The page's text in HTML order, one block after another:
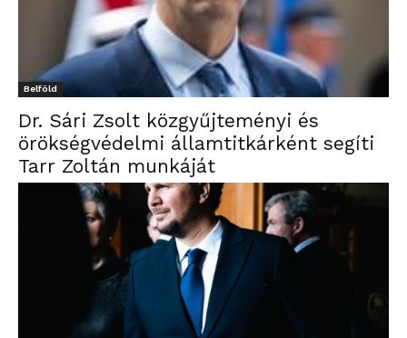
Belföld
Dr. Sári Zsolt közgyűjteményi és
örökségvédelmi államtitkárként segíti
Tarr Zoltán munkáját